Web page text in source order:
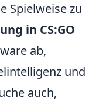
Spielweise zu
in CS:GO
ab,
und
auch,